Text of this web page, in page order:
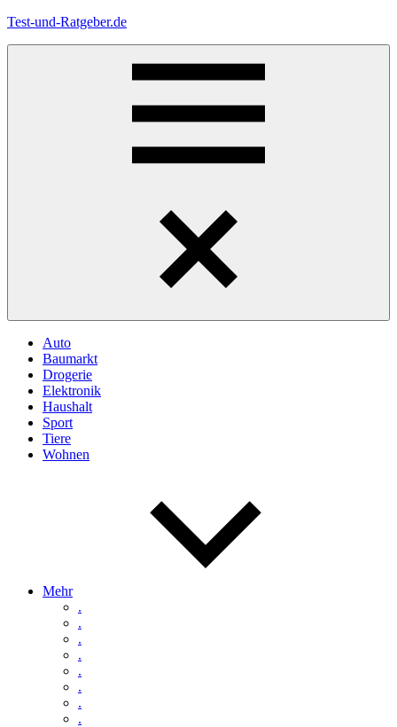
Zum
Test-und-Ratgeber.de
Auto
Baumarkt
Drogerie
Elektronik
Haushalt
Sport
Tiere
Wohnen
Mehr
.
.
.
.
.
.
.
.